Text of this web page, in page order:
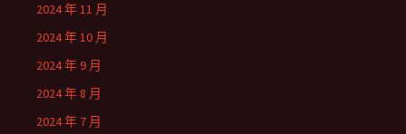
2024 年 11 月
2024 年 10 月
2024 年 9 月
2024 年 8 月
2024 年 7 月